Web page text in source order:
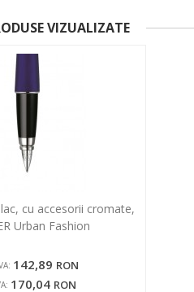
VIZUALIZATE
cu accesorii cromate,
Urban Fashion
142,89 RON
170,04 RON